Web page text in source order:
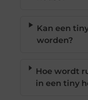
Kan een
worden?
Hoe wordt
in een tiny